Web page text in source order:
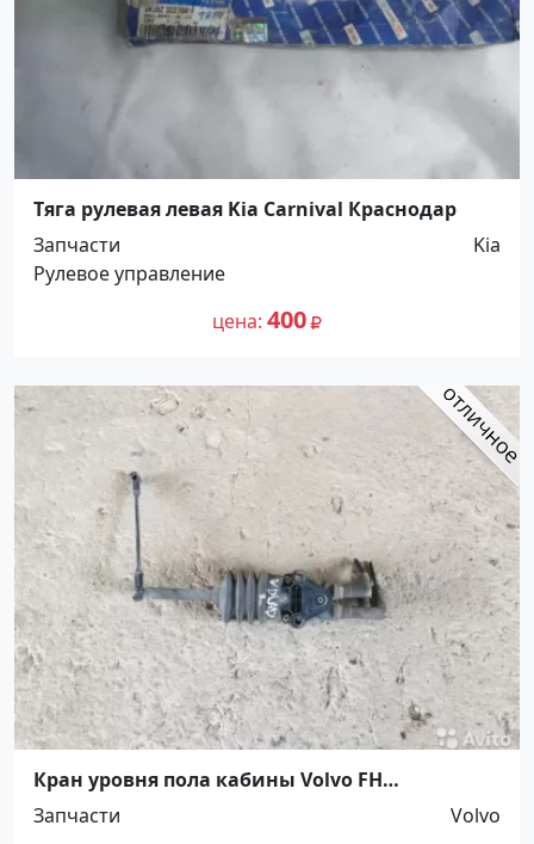
Тяга рулевая левая Kia Carnival Краснодар
Запчасти
Kia
Рулевое управление
цена 400
Кран уровня пола кабины Volvo FH
Ст.Холмская
Запчасти Volvo